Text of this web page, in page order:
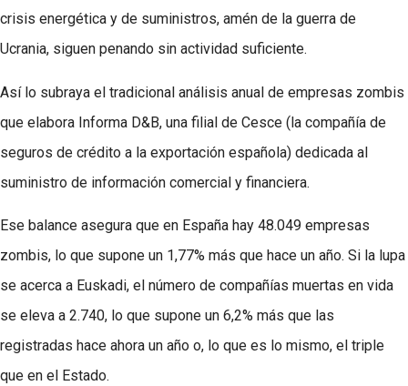
crisis energética y de suministros, amén de la guerra de
Ucrania, siguen penando sin actividad suficiente.
Así lo subraya el tradicional análisis anual de empresas zombis
que elabora Informa D&B, una filial de Cesce (la compañía de
seguros de crédito a la exportación española) dedicada al
suministro de información comercial y financiera.
Ese balance asegura que en España hay 48.049 empresas
zombis, lo que supone un 1,77% más que hace un año. Si la lupa
se acerca a Euskadi, el número de compañías muertas en vida
se eleva a 2.740, lo que supone un 6,2% más que las
registradas hace ahora un año o, lo que es lo mismo, el triple
que en el Estado.